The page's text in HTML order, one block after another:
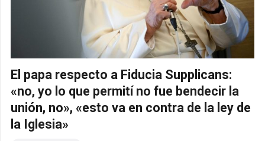
El papa respecto a Fiducia Supplicans:
«no, yo lo que permití no fue bendecir la
unión, no», «esto va en contra de la ley de
la Iglesia»